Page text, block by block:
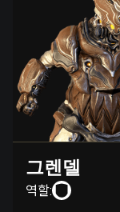
그렌델
역할: